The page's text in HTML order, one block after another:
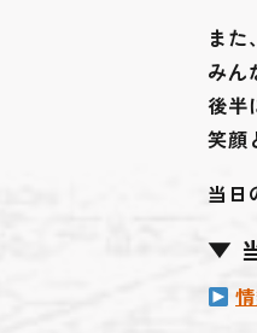
また
みん
後半
笑顔
当日
▼